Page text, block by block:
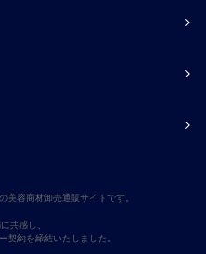
美容商材卸売通販サイトです。
共感し、
契約を締結いたしました。